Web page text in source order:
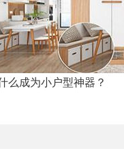
么成为小户型神器？